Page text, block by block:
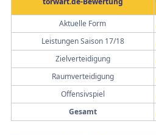
Aktuelle Form
Leistungen Saison 17/18
Zielverteidigung
Raumverteidigung
Offensivspiel
Gesamt